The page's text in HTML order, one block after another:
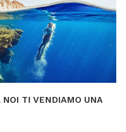
NOI TI VENDIAMO UNA